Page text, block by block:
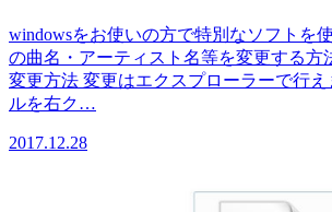
windowsをお使いの方で特別なソフトを
の曲名・アーティスト名等を変更する方
変更方法 変更はエクスプローラーで行え
ルを右ク…
2017.12.28